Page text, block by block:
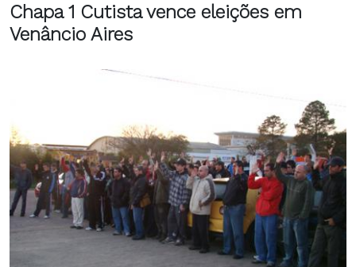
Chapa 1 Cutista vence eleições em
Venâncio Aires